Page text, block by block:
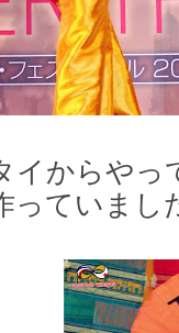
イからやっ
っていまし